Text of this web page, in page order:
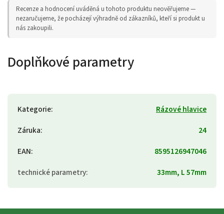
Recenze a hodnocení uváděná u tohoto produktu neověřujeme —
nezaručujeme, že pocházejí výhradně od zákazníků, kteří si produkt u
nás zakoupili.
Doplňkové parametry
Kategorie:
Rázové hlavice
Záruka:
24
EAN:
8595126947046
technické parametry: 33mm, L 57mm